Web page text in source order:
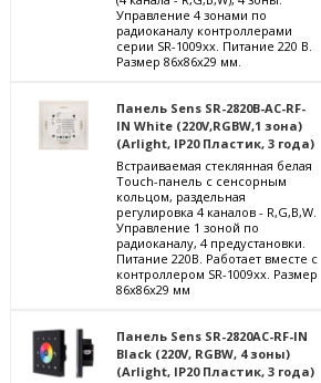
Управление 4 зонами по
радиоканалу контроллерами
серии SR-1009xx. Питание 220 В.
Размер 86x86x29 мм.
Панель Sens SR-2820B-AC-RF-
IN White (220V,RGBW,1 зона)
(Arlight, IP20 Пластик, 3 года)
Встраиваемая стеклянная белая
Touch-панель с сенсорным
кольцом, раздельная
регулировка 4 каналов - R,G,B,W.
Управление 1 зоной по
радиоканалу, 4 предустановки.
Питание 220В. Работает вместе с
контроллером SR-1009xx. Размер
86x86x29 мм
Панель Sens SR-2820AC-RF-IN
Black (220V, RGBW, 4 зоны)
(Arlight, IP20 Пластик, 3 года)